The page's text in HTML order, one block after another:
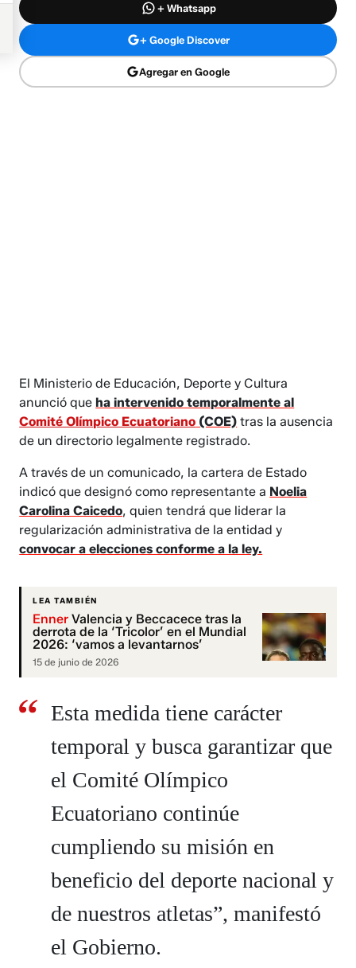
+ Whatsapp
+ Google Discover
Agregar en Google
El Ministerio de Educación, Deporte y Cultura
anunció que ha intervenido temporalmente al
Comité Olímpico Ecuatoriano (COE) tras la ausencia
de un directorio legalmente registrado.
A través de un comunicado, la cartera de Estado
indicó que designó como representante a Noelia
Carolina Caicedo, quien tendrá que liderar la
regularización administrativa de la entidad y
convocar a elecciones conforme a la ley.
LEA TAMBIÉN
Enner Valencia y Beccacece tras la
derrota de la ‘Tricolor’ en el Mundial
2026: ‘vamos a levantarnos’
15 de junio de 2026
Esta medida tiene carácter
temporal y busca garantizar que
el Comité Olímpico
Ecuatoriano continúe
cumpliendo su misión en
beneficio del deporte nacional y
de nuestros atletas”, manifestó
el Gobierno.